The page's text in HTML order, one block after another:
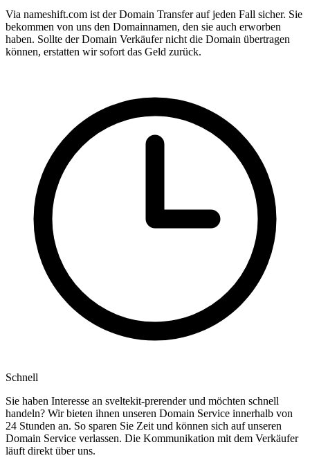
Via nameshift.com ist der Domain Transfer auf jeden Fall sicher. Sie
bekommen von uns den Domainnamen, den sie auch erworben
haben. Sollte der Domain Verkäufer nicht die Domain übertragen
können, erstatten wir sofort das Geld zurück.
Schnell
Sie haben Interesse an sveltekit-prerender und möchten schnell
handeln? Wir bieten ihnen unseren Domain Service innerhalb von
24 Stunden an. So sparen Sie Zeit und können sich auf unseren
Domain Service verlassen. Die Kommunikation mit dem Verkäufer
läuft direkt über uns.